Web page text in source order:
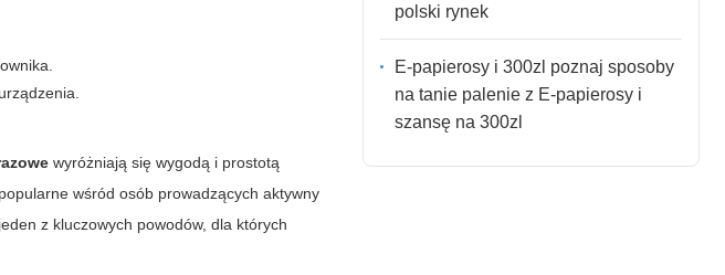
wyróżniają się wygodą i prostotą
wśród osób prowadzących aktywny
z kluczowych powodów, dla których
polski rynek
E-papierosy i 300zl poznaj sposoby
na tanie palenie z E-papierosy i
szansę na 300zl